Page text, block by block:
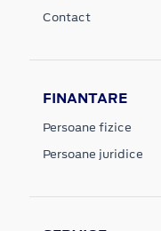
Contact
FINANTARE
Persoane fizice
Persoane juridice